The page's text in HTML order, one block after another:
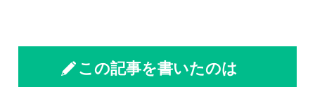
この記事を書いたのは